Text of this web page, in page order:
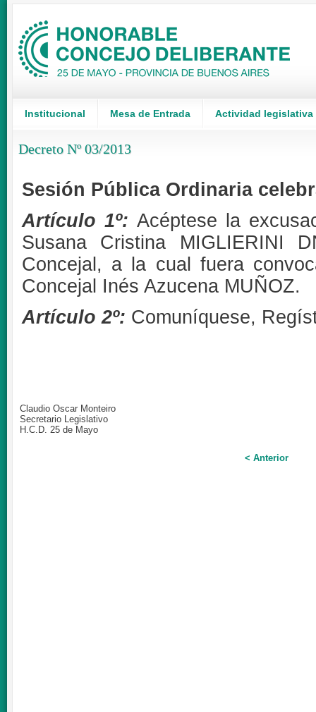
Institucional Mesa de Entrada Actividad legislativa
Decreto Nº 03/2013
Sesión Pública Ordinaria
Artículo 1º: Acéptese la
Susana Cristina MIGLIERINI
Concejal, a la cual fuera
Concejal Inés Azucena MUÑOZ.
Artículo 2º: Comuníquese,
Claudio Oscar Monteiro
Secretario Legislativo
H.C.D. 25 de Mayo
< Anterior